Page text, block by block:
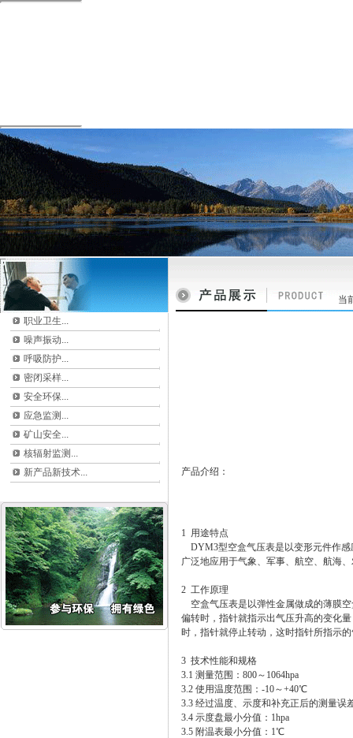
职业卫生...
噪声振动...
呼吸防护...
密闭采样...
安全环保...
应急监测...
矿山安全...
核辐射监测...
新产品新技术...
当
产品介绍：
1 用途特点
DYM3型空盒气压表是以变形元件作感
广泛地应用于气象、军事、航空、航海
2 工作原理
空盒气压表是以弹性金属做成的薄膜
偏转时，指针就指示出气压升高的变化
时，指针就停止转动，这时指针所指示
3 技术性能和规格
3.1 测量范围：800～1064hpa
3.2 使用温度范围：-10～+40℃
3.3 经过温度、示度和补充正后的测量误
3.4 示度盘最小分值：1hpa
3.5 附温表最小分值：1℃